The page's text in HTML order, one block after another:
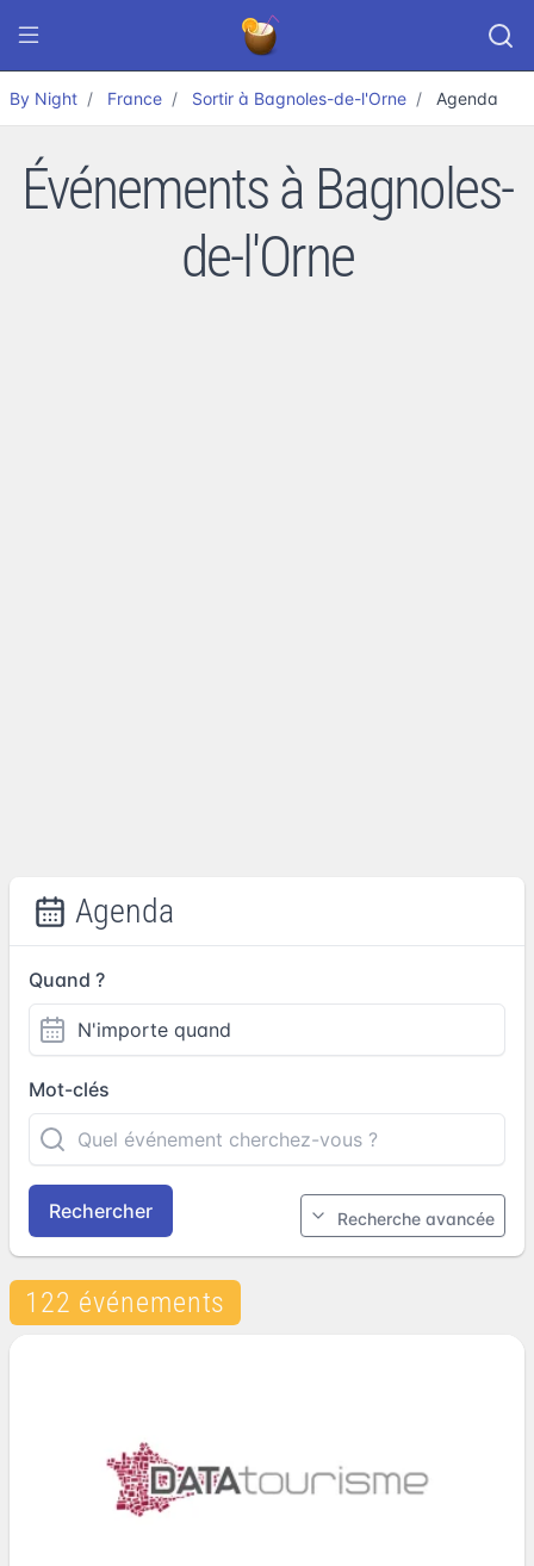
By Night France Sortir à Bagnoles-de-l'Orne Agenda
Événements à Bagnoles-
de-l'Orne
Agenda
Quand ?
Mot-clés
Rechercher Recherche avancée
122 événements